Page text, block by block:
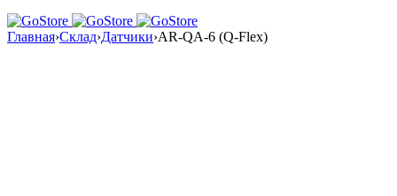
Главная›Склад›Датчики›AR-QA-6 (Q-Flex)